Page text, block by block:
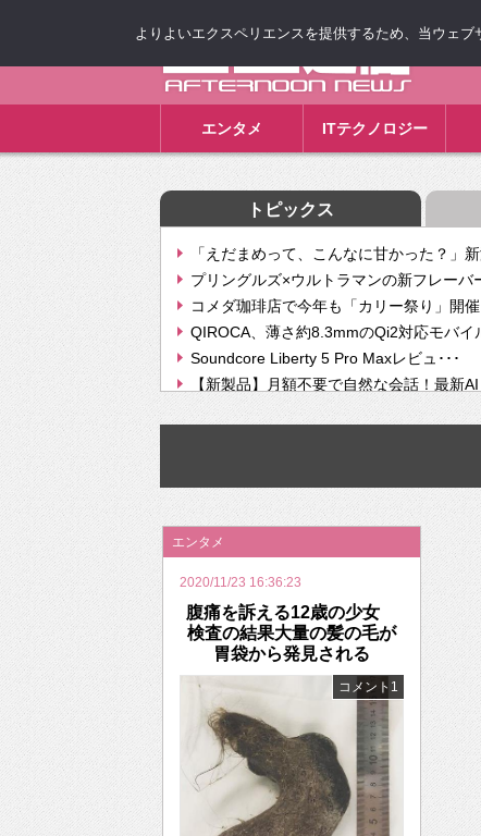
エンタメ ITテクノロジー
トピックス
「えだまめって、こんなに甘かった？」
プリングルズ×ウルトラマンの新フレーバ
コメダ珈琲店で今年も「カリー祭り」開
QIROCA、薄さ約8.3mmのQi2対応モバイ
Soundcore Liberty 5 Pro Maxレビュ･･･
【新製品】月額不要で自然な会話！最新
【次世代の没入感と生産性】VITURE
挫折率8割の壁をAIで突破。ジャストシス
2026年のバレンタインは「自分で作って
エンタメ
2020/11/23 16:36:23
腹痛を訴える12歳の少女
検査の結果大量の髪の毛が
胃袋から発見される
コメント1
よりよいエクスペリエンスを提供するため、当ウェ